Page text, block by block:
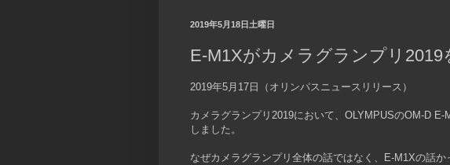
2019年5月18日土曜日
E-M1Xがカメラグランプリ2019
2019年5月17日（オリンパスニュースリリース）
カメラグランプリ2019において、OLYMPUSのOM-D
しました。
なぜカメラグランプリ全体の話ではなく、E-M1Xの話